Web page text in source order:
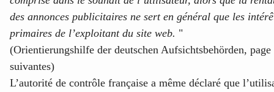
des annonces publicitaires ne sert en général que les
primaires de l’exploitant du site web. "
(Orientierungshilfe der deutschen Aufsichtsbehörden,
suivantes)
L’autorité de contrôle française a même déclaré que